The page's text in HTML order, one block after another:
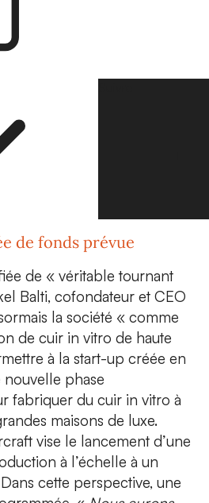
de fonds prévue
de « véritable tournant
Balti, cofondateur et CEO
la société « comme
de cuir in vitro de haute
à la start-up créée en
nouvelle phase
fabriquer du cuir in vitro à
maisons de luxe.
vise le lancement d’une
à l’échelle à un
cette perspective, une